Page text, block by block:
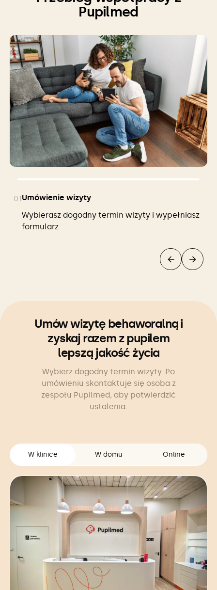
Pupilmed
01Umówienie wizyty
Wybierasz dogodny termin wizyty i wypełniasz
formularz
Umów wizytę behaworalną i
zyskaj razem z pupilem
lepszą jakość życia
Wybierz dogodny termin wizyty. Po
umówieniu skontaktuje się osoba z
zespołu Pupilmed, aby potwierdzić
ustalenia.
W klinice W domu Online